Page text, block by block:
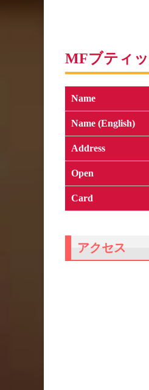
MFブティ
Name
Name (English)
Address
Open
Card
アクセス